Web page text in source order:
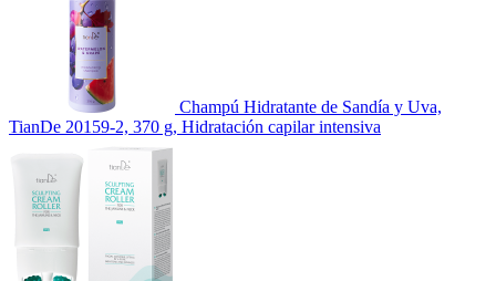
Champú Hidratante de Sandía y Uva,
TianDe 20159-2, 370 g, Hidratación capilar intensiva